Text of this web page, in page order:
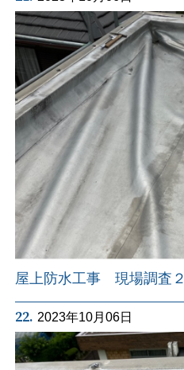
屋上防水工事 現場調査２
22. 2023年10月06日